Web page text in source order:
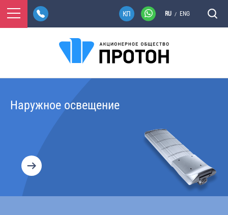
RU / ENG
Наружное освещение